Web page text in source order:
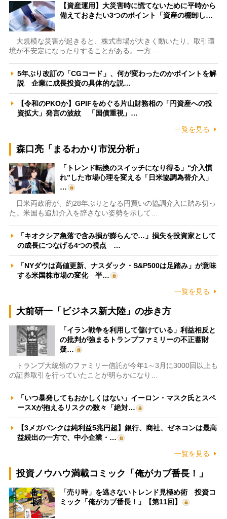
【資産運用】大災害時に慌てないために平時から
備えておきたい3つのポイント「資産の棚卸し…
大規模な災害が起きると、株式市場が大きく動いたり、取引環
境が不安定になったりすることがある。一方…
5年ぶり改訂の「CGコード」、何が変わったのかポイントを解
説 企業に成長投資の具体的な説…
【令和のPKOか】GPIFをめぐる片山財務相の「円資産への投
資拡大」発言の波紋 「国債重視」…
一覧を見る
森口亮「まるわかり市況分析」
「トレンド転換のスイッチになり得る」“介入慣
れ”した市場心理を変える「日米協調為替介入」
…
日米両政府が、約28年ぶりとなる円買いの協調介入に踏み切っ
た。米国も追加介入を辞さない姿勢を示して…
「キオクシア急落で含み損が膨らんで…」損失を投資家として
の成長につなげる4つの視点 …
「NYダウは高値更新、ナスダック・S&P500は足踏み」が意味
する米国株市場の変化 半…
一覧を見る
大前研一「ビジネス新大陸」の歩き方
「イラン戦争を利用して儲けている」利益相反と
の批判が強まるトランプファミリーの不正蓄財
疑…
トランプ大統領のファミリー信託が今年1～3月に3000回以上も
の証券取引を行っていたことが明らかになり…
「いつ暴発してもおかしくはない」イーロン・マスク氏とスペ
ースXが抱えるリスクの数々「絶対…
【3メガバンクは純利益5兆円超】銀行、商社、ゼネコンは最高
益続出の一方で、中小企業・…
一覧を見る
投資ノウハウ満載コミック「俺がカブ番長！」
「売り時」を逃さないトレンド見極め術 投資コ
ミック「俺がカブ番長！」【第11回】